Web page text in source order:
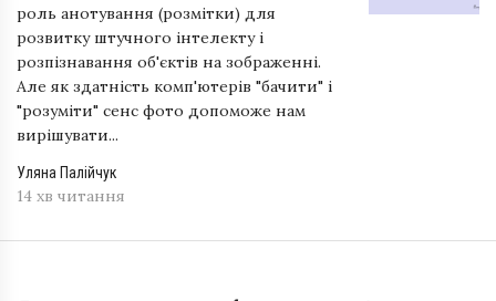
роль анотування (розмітки) для
розвитку штучного інтелекту і
розпізнавання об'єктів на зображенні.
Але як здатність комп'ютерів "бачити" і
"розуміти" сенс фото допоможе нам
вирішувати...
Уляна Палійчук
14 хв читання